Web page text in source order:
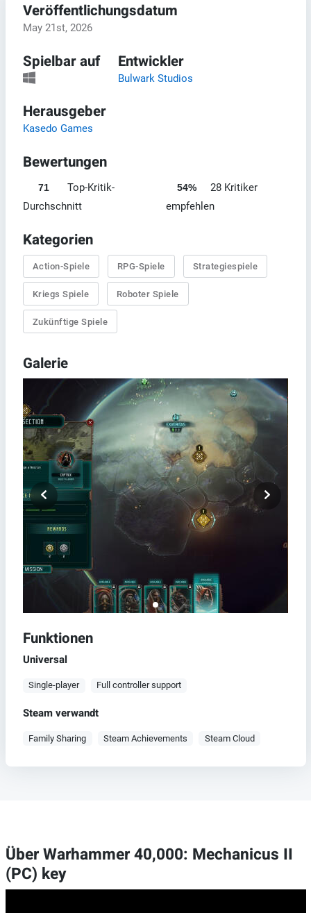
Veröffentlichungsdatum
May 21st, 2026
Spielbar auf Entwickler
Bulwark Studios
Herausgeber
Kasedo Games
Bewertungen
71
Top-Kritik-
Durchschnitt
54%
28 Kritiker
empfehlen
Kategorien
Action-Spiele RPG-Spiele Strategiespiele
Kriegs Spiele Roboter Spiele
Zukünftige Spiele
Galerie
Funktionen
Universal
Single-player Full controller support
Steam verwandt
Family Sharing Steam Achievements Steam Cloud
Über Warhammer 40,000: Mechanicus II
(PC) key